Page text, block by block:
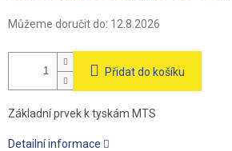
Můžeme doručit do: 12.8.2026
Přidat do košíku
Základní prvek k tyskám MTS
Detailní informace